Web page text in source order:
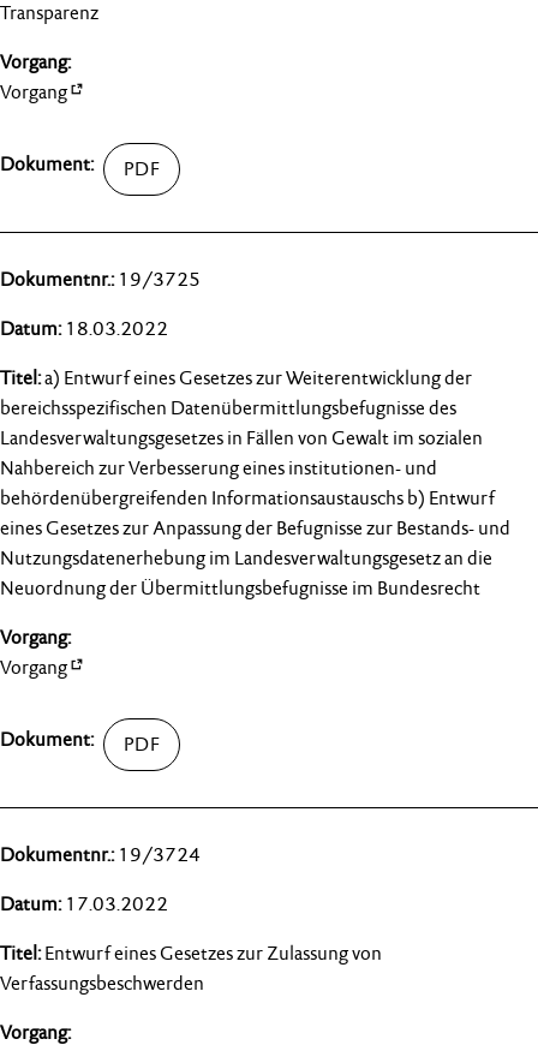
Transparenz
Vorgang
19/3725
18.03.2022
a) Entwurf eines Gesetzes zur Weiterentwicklung der
bereichsspezifischen Datenübermittlungsbefugnisse des
Landesverwaltungsgesetzes in Fällen von Gewalt im sozialen
Nahbereich zur Verbesserung eines institutionen- und
behördenübergreifenden Informationsaustauschs b) Entwurf
eines Gesetzes zur Anpassung der Befugnisse zur Bestands- und
Nutzungsdatenerhebung im Landesverwaltungsgesetz an die
Neuordnung der Übermittlungsbefugnisse im Bundesrecht
Vorgang
19/3724
17.03.2022
Entwurf eines Gesetzes zur Zulassung von
Verfassungsbeschwerden